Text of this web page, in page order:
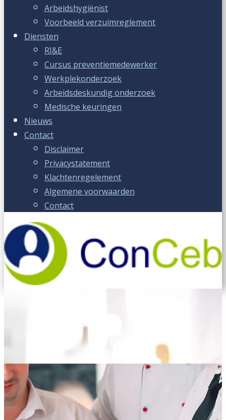
Arbeidshygiënist
Voorbeeld verzuimreglement
Diensten
RI&E
Cursus preventiemedewerker
Werkplekonderzoek
Arbeidsdeskundig onderzoek
Medische keuringen
Nieuws
Contact
Disclaimer
Privacystatement
Klachtenregelement
Algemene voorwaarden
Contact